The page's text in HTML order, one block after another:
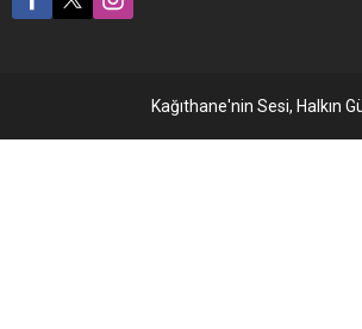
Kağıthane'nin Sesi, Halkın